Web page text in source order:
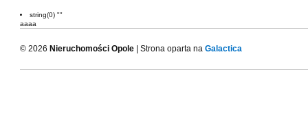
string(0) ""
aaaa
© 2026 Nieruchomości Opole | Strona oparta na Galactica